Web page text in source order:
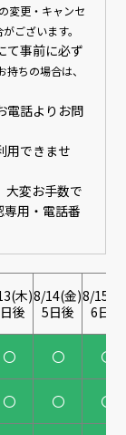
変更・キャンセ
ございます。
て事前に必ず
ちの場合は、
電話よりお問
用できませ
大変お手数で
専用・電話番
木)
後
8/14(金)
5日後
8/15(
6日後
〇 〇 〇
〇 〇 〇